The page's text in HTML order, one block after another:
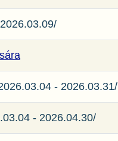
- 2026.03.31/
- 2026.04.30/